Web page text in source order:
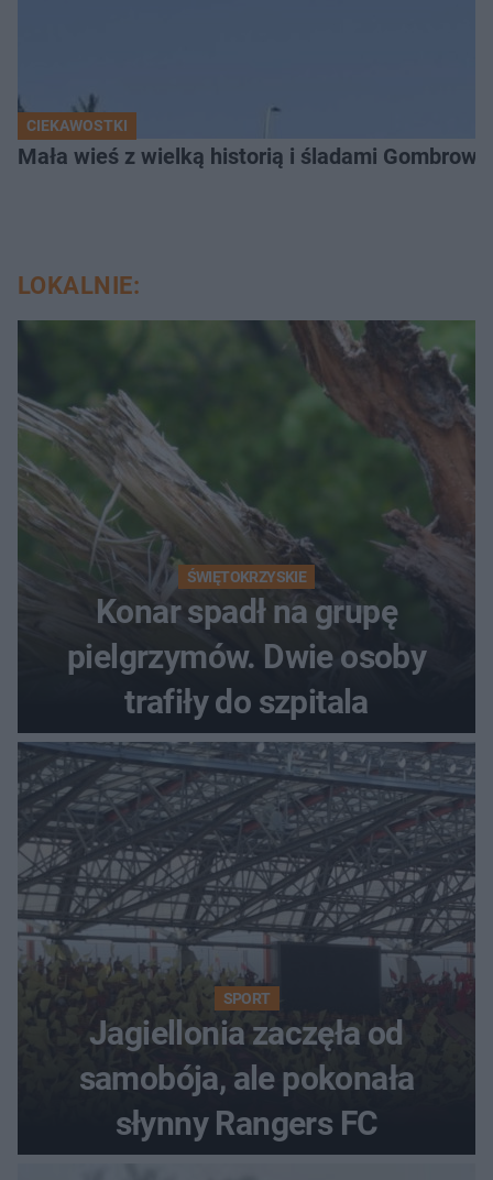
CIEKAWOSTKI
Mała wieś z wielką historią i śladami
LOKALNIE:
ŚWIĘTOKRZYSKIE
Konar spadł na grupę
pielgrzymów. Dwie osoby
trafiły do szpitala
SPORT
Jagiellonia zaczęła od
samobója, ale pokonała
słynny Rangers FC